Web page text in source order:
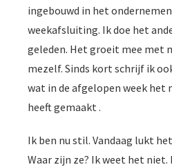
ingebouwd in het
weekafsluiting. Ik doe het
geleden. Het groeit mee met
mezelf. Sinds kort schrijf ik
wat in de afgelopen week het
heeft gemaakt .
Ik ben nu stil. Vandaag lukt
Waar zijn ze? Ik weet het niet.